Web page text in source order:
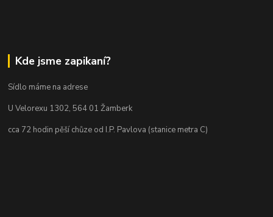
Kde jsme zapikaní?
Sídlo máme na adrese
U Velorexu 1302, 564 01 Žamberk
cca 72 hodin pěší chůze od I.P. Pavlova (stanice metra C)